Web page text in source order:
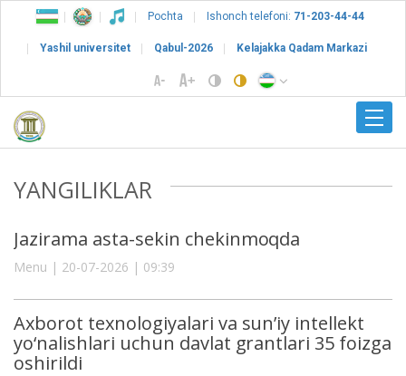
Pochta Ishonch telefoni: 71-203-44-44
Yashil universitet Qabul-2026 Kelajakka Qadam Markazi
YANGILIKLAR
Jazirama asta-sekin chekinmoqda
Menu | 20-07-2026 | 09:39
Axborot texnologiyalari va sun’iy intellekt
yo‘nalishlari uchun davlat grantlari 35 foizga
oshirildi